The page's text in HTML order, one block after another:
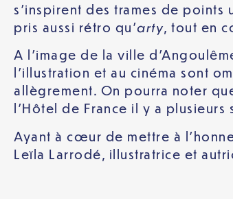
s’inspirent des trames de points
pris aussi rétro qu’arty, tout en
A l’image de la ville
l’illustration et au cinéma sont
allègrement. On pourra noter
l’Hôtel de France il y a
Ayant à cœur de mettre à
Leïla Larrodé, illustratrice et